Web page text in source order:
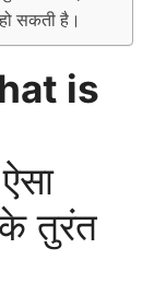
सकती है।
is
तुरंत